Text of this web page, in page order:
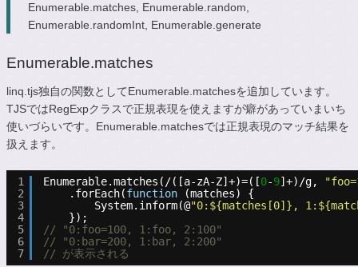
Enumerable.matches, Enumerable.random,
Enumerable.randomInt, Enumerable.generate
Enumerable.matches
linq.tjs独自の関数としてEnumerable.matchesを追加しています。
TJSではRegExpクラスで正規表現を使えますが癖があっていまいち
使いづらいです。Enumerable.matchesでは正規表現のマッチ結果を
扱えます。
1
2
3
4
5
6
7
Enumerable.matches(/([a-zA-Z]+)=([0-9]+)/g,
.forEach(function
(matches) {
System.inform(@"0:${matches[0]},
});
// "0:foo=100, 1:foo, 2:100"
// "0:bar=200, 1:bar, 2:200"
// が表示される